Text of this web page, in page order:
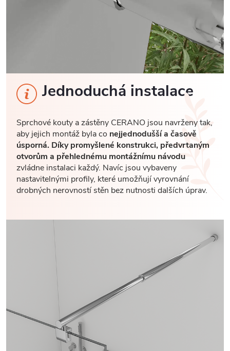
Jednoduchá instalace
Sprchové kouty a zástěny CERANO jsou navrženy tak,
aby jejich montáž byla co nejjednodušší a časově
úsporná. Díky promyšlené konstrukci, předvrtaným
otvorům a přehlednému montážnímu návodu
zvládne instalaci každý. Navíc jsou vybaveny
nastavitelnými profily, které umožňují vyrovnání
drobných nerovností stěn bez nutnosti dalších úprav.